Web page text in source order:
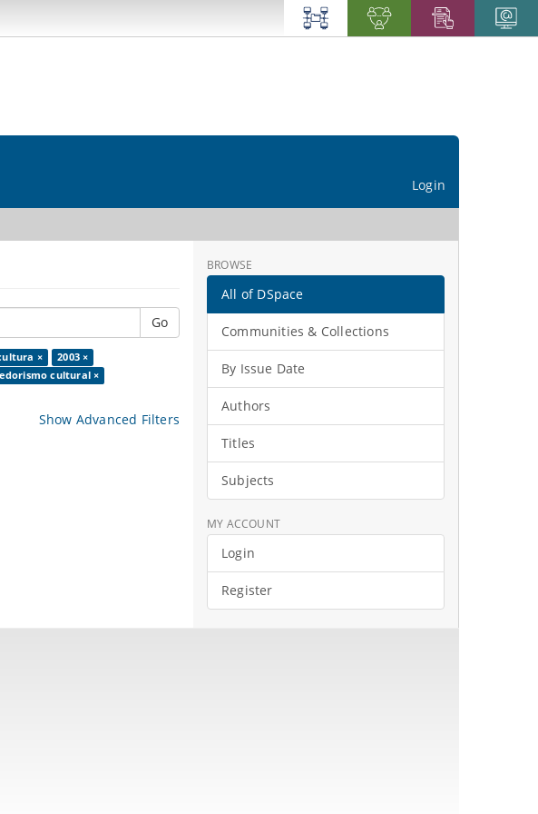
Login
Go
×
2003 ×
cultural ×
Show Advanced Filters
BROWSE
All of DSpace
Communities & Collections
By Issue Date
Authors
Titles
Subjects
MY ACCOUNT
Login
Register